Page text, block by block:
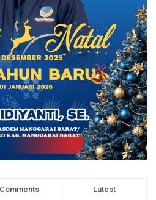
Comments Latest